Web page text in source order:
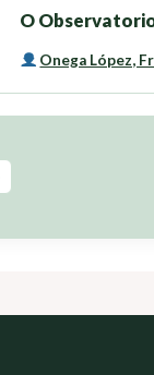
O
Onega López,